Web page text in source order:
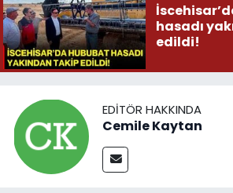
hasadı
edildi!
EDITÖR HAKKINDA
Cemile Kaytan